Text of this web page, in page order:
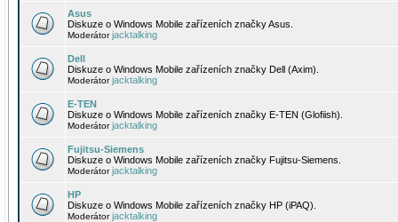
Asus
Diskuze o Windows Mobile zařízeních značky Asus.
Moderátorjacktalking
Dell
Diskuze o Windows Mobile zařízeních značky Dell (Axim).
Moderátorjacktalking
E-TEN
Diskuze o Windows Mobile zařízeních značky E-TEN (Glofiish).
Moderátorjacktalking
Fujitsu-Siemens
Diskuze o Windows Mobile zařízeních značky Fujitsu-Siemens.
Moderátorjacktalking
HP
Diskuze o Windows Mobile zařízeních značky HP (iPAQ).
Moderátorjacktalking